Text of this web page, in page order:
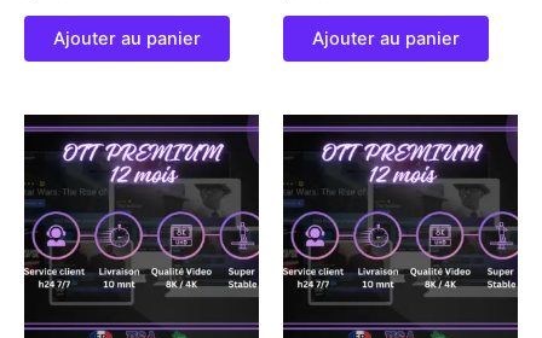
Ajouter au panier Ajouter au panier